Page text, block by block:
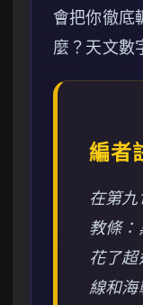
會把你徹底
麼？天文數
編者
在第
教條
花了
線和